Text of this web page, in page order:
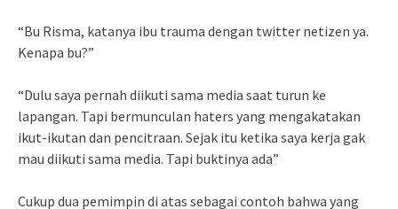
“Bu Risma, katanya ibu trauma dengan twitter netizen ya.
Kenapa bu?”
“Dulu saya pernah diikuti sama media saat turun ke
lapangan. Tapi bermunculan haters yang mengakatakan
ikut-ikutan dan pencitraan. Sejak itu ketika saya kerja gak
mau diikuti sama media. Tapi buktinya ada”
Cukup dua pemimpin di atas sebagai contoh bahwa yang